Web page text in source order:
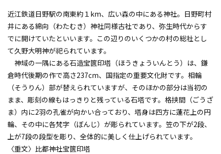
近江鉄道日野駅の南東約１km、広い森の中にある神社。日野町村
井にある綿向（わたむき）神社同様古社であり、弥生時代からす
でに開けていたといいます。この辺りのいくつかの村の総社とし
て久野大明神が祀られています。
神域の一隅にある石造宝篋印塔（ほうきょういんとう）は、鎌
倉時代後期の作で高さ237cm、国指定の重要文化財です。相輪
（そうりん）部が替えられていますが、そのほかの部分は当初の
まま、彫刻の線もはっきりと残っている石塔です。格挟間（ごうざ
ま）内に2羽の孔雀が向かい合っており、塔身は四方に蓮花上の円
輪、その中に各梵字（ぼんじ）が彫られています。笠の下が2段、
上が7段の段型を彫り、全体的に美しく仕上げられています。
〈重文〉比都神社宝篋印塔